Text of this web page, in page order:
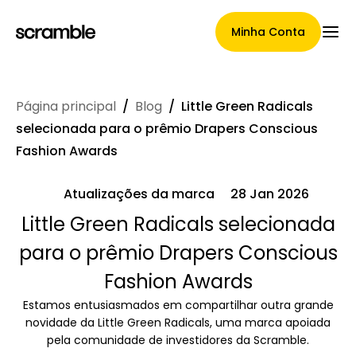
Minha Conta
Página Principal
Termos de cessão de
reclamações
Galeria de Marcas
Página principal / Blog / Little Green Radicals
selecionada para o prêmio Drapers Conscious
Fashion Awards
Atualizações da marca 28 Jan 2026
Little Green Radicals selecionada
para o prêmio Drapers Conscious
Fashion Awards
Estamos entusiasmados em compartilhar outra grande
novidade da Little Green Radicals, uma marca apoiada
pela comunidade de investidores da Scramble.